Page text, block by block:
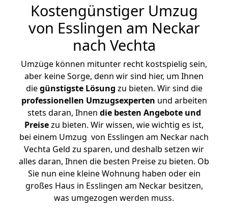
Kostengünstiger Umzug
von Esslingen am Neckar
nach Vechta
Umzüge können mitunter recht kostspielig sein,
aber keine Sorge, denn wir sind hier, um Ihnen
diegünstigste Lösung zu bieten. Wir sind die
professionellen Umzugsexperten und arbeiten
stets daran, Ihnen die besten Angebote und
Preisezu bieten. Wir wissen, wie wichtig es ist,
bei einem Umzug von Esslingen am Neckar nach
Vechta Geld zu sparen, und deshalb setzen wir
alles daran, Ihnen die besten Preise zu bieten. Ob
Sie nun eine kleine Wohnung haben oder ein
großes Haus in Esslingen am Neckar besitzen,
was umgezogen werden muss.